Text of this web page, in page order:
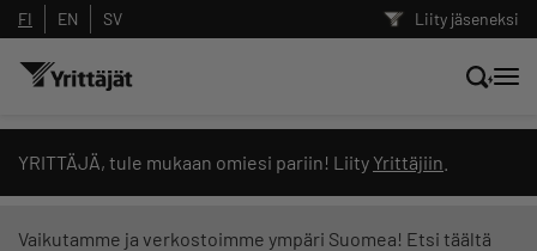
Liity jäseneksi
FI EN SV
YRITTÄJÄ, tule mukaan omiesi pariin! Liity Yrittäjiin
Vaikutamme ja verkostoimme ympäri Suomea! Etsi täältä
Hae sivustolta tai kysy suoraan
Yrittäjien tekoälyltä